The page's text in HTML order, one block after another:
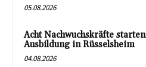
05.08.2026
Acht Nachwuchskräfte starten
Ausbildung in Rüsselsheim
04.08.2026